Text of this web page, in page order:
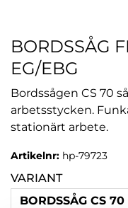
BORDSSÅG
EG/EBG
Bordssågen CS 70
arbetsstycken.
stationärt arbete.
Artikelnr: hp-79723
VARIANT
BORDSSÅG CS 70